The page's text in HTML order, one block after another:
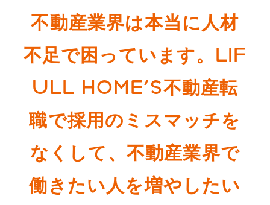
不動産業界は本当に人材
不足で困っています。LIF
ULL HOME'S不動産転
職で採用のミスマッチを
なくして、不動産業界で
働きたい人を増やしたい